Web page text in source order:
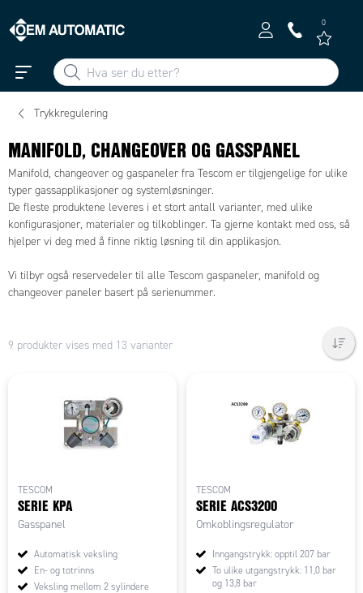
0
Trykkregulering
MANIFOLD, CHANGEOVER OG GASSPANEL
Manifold, changeover og gaspaneler fra Tescom er tilgjengelige for ulike
typer gassapplikasjoner og systemløsninger.
De fleste produktene leveres i et stort antall varianter, med ulike
konfigurasjoner, materialer og tilkoblinger. Ta gjerne kontakt med oss, så
hjelper vi deg med å finne riktig løsning til din applikasjon.
Vi tilbyr også reservedeler til alle Tescom gaspaneler, manifold og
changeover paneler basert på serienummer.
9 produkter vises med 13 varianter
TESCOM
SERIE KPA
Gasspanel
Automatisk veksling
En- og totrinns
Veksling mellom 2 sylindere
TESCOM
SERIE ACS3200
Omkoblingsregulator
Inngangstrykk: opptil 207 bar
To ulike utgangstrykk: 11,0 bar
og 13,8 bar